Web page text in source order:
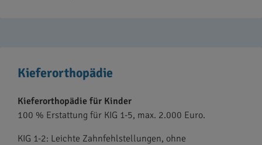
Kieferorthopädie
Kieferorthopädie für Kinder
100 % Erstattung für KIG 1-5, max. 2.000 Euro.
KIG 1-2: Leichte Zahnfehlstellungen, ohne